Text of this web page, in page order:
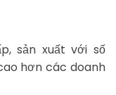
sản xuất với số
hơn các doanh